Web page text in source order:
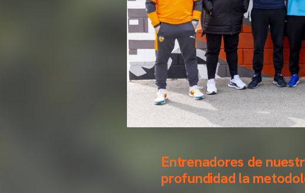
Entrenadores de
profundidad la